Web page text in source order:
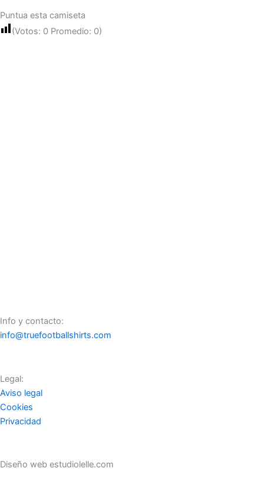
Puntua esta camiseta
(Votos: 0 Promedio: 0)
Info y contacto:
info@truefootballshirts.com
Legal:
Aviso legal
Cookies
Privacidad
Diseño web estudiolelle.com